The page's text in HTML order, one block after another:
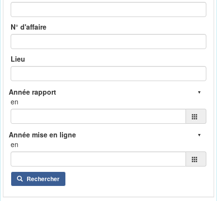
N° d'affaire
Lieu
en
en
Rechercher